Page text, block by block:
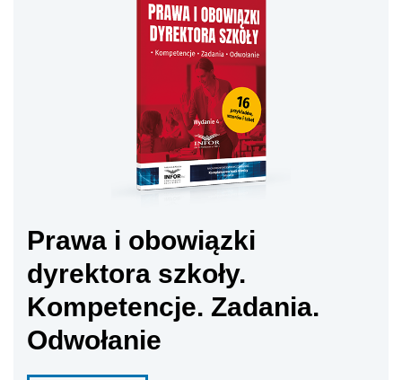
Prawa i obowiązki
dyrektora szkoły.
Kompetencje. Zadania.
Odwołanie